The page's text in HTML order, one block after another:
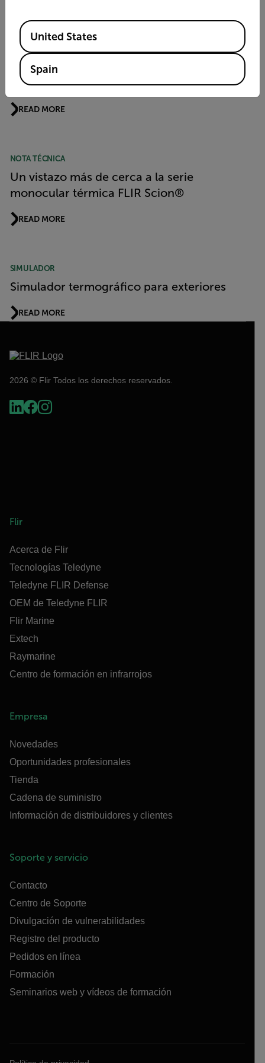
HISTORIA DE LA APLICACIÓN
Una herramienta perfecta para buscar vida
silvestre
READ MORE
NOTA TÉCNICA
Un vistazo más de cerca a la serie
monocular térmica FLIR Scion®
READ MORE
SIMULADOR
Simulador termográfico para exteriores
READ MORE
2026 © Flir Todos los derechos reservados.
Flir
Acerca de Flir
Tecnologías Teledyne
Teledyne FLIR Defense
OEM de Teledyne FLIR
Flir Marine
Extech
Raymarine
Centro de formación en infrarrojos
Empresa
Novedades
Oportunidades profesionales
Tienda
Cadena de suministro
Información de distribuidores y clientes
Soporte y servicio
Contacto
Centro de Soporte
Divulgación de vulnerabilidades
Registro del producto
Pedidos en línea
Formación
Seminarios web y vídeos de formación
Available Locations
United States
Spain